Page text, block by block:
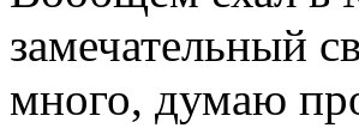
замечательный
много, думаю